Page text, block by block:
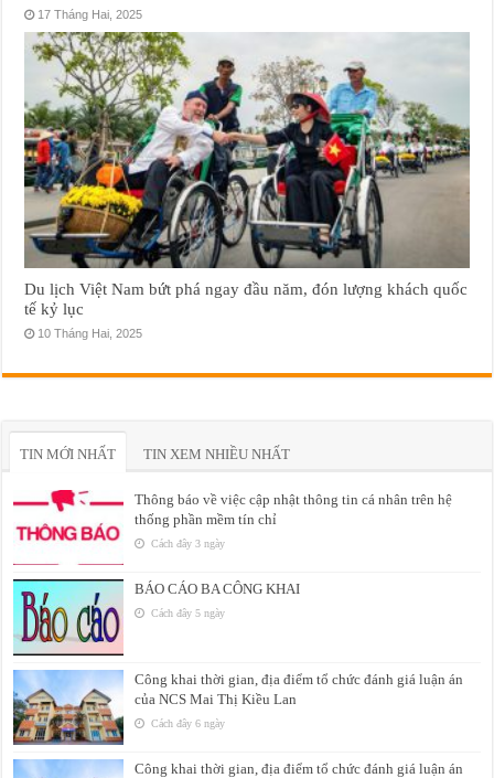
17 Tháng Hai, 2025
Du lịch Việt Nam bứt phá ngay đầu năm, đón lượng khách quốc
tế kỷ lục
10 Tháng Hai, 2025
TIN MỚI NHẤT TIN XEM NHIỀU NHẤT
Thông báo về việc cập nhật thông tin cá nhân trên hệ
thống phần mềm tín chỉ
Cách đây 3 ngày
BÁO CÁO BA CÔNG KHAI
Cách đây 5 ngày
Công khai thời gian, địa điểm tổ chức đánh giá luận án
của NCS Mai Thị Kiều Lan
Cách đây 6 ngày
Công khai thời gian, địa điểm tổ chức đánh giá luận án